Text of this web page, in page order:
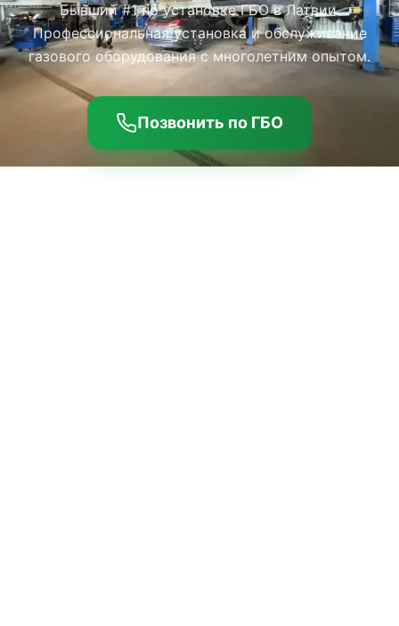
Бывший #1 по установке ГБО в Латвии.
Профессиональная установка и обслуживание
газового оборудования с многолетним опытом.
Позвонить по ГБО